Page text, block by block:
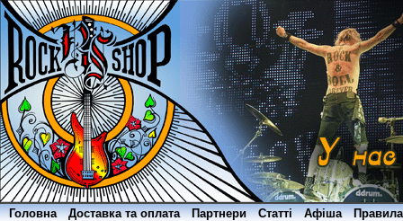
Головна Доставка та оплата Партнери Статті Афіша